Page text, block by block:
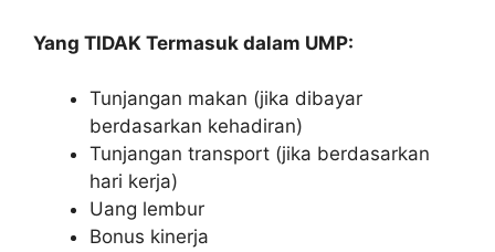
Yang TIDAK Termasuk dalam UMP:
Tunjangan makan (jika dibayar
berdasarkan kehadiran)
Tunjangan transport (jika berdasarkan
hari kerja)
Uang lembur
Bonus kinerja